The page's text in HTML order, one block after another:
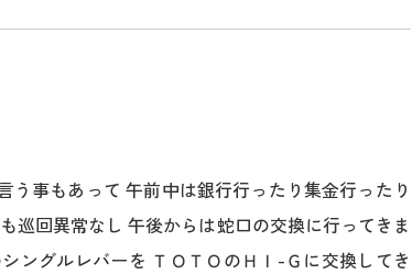
う事もあって 午前中は銀行行ったり集金行ったり
巡回異常なし 午後からは蛇口の交換に行ってきま
ングルレバーを ＴＯＴＯのＨＩ-Ｇに交換してき